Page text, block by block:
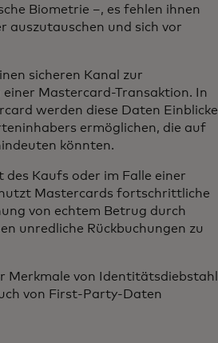
Biometrie –, es fehlen ihnen
auszutauschen und sich vor
sicheren Kanal zur
Mastercard-Transaktion. In
werden diese Daten Einblicke
ermöglichen, die auf
könnten.
Kaufs oder im Falle einer
Mastercards fortschrittliche
von echtem Betrug durch
unredliche Rückbuchungen zu
Merkmale von Identitätsdiebstahl
von First-Party-Daten